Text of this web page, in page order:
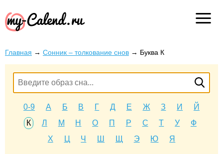
Главная → Сонник – толкование снов → Буква К
0-9 А Б В Г Д Е Ж З И
Й
К
Л М Н О П Р С Т У
Ф
Х
Ц Ч Ш Щ Э Ю Я